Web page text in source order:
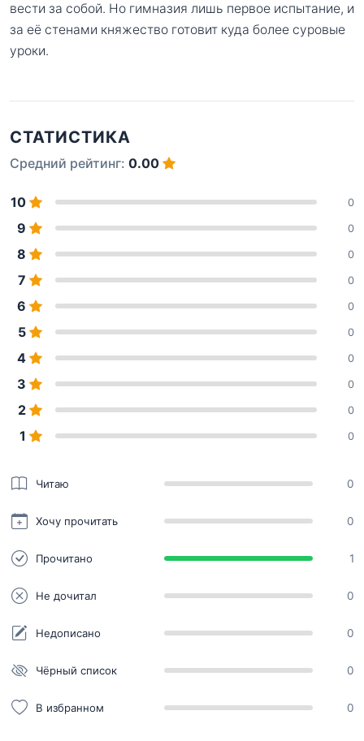
вести за собой. Но гимназия лишь первое испытание, и
за её стенами княжество готовит куда более суровые
уроки.
СТАТИСТИКА
Средний рейтинг: 0.00
10 0
9 0
8 0
7 0
6 0
5 0
4 0
3 0
2 0
1 0
Читаю 0
Хочу прочитать 0
Прочитано 1
Не дочитал 0
Недописано 0
Чёрный список 0
В избранном 0